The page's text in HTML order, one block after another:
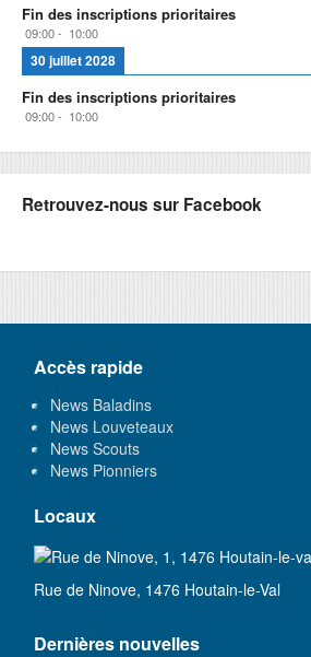
Fin des inscriptions prioritaires
09:00- 10:00
30 juillet 2028
Fin des inscriptions prioritaires
09:00- 10:00
Retrouvez-nous sur Facebook
Accès rapide
News Baladins
News Louveteaux
News Scouts
News Pionniers
Locaux
Rue de Ninove, 1476 Houtain-le-Val
Dernières nouvelles